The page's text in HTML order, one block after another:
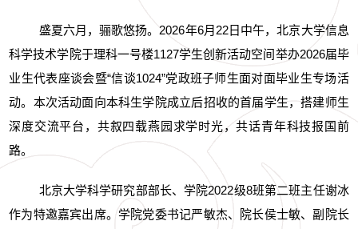
盛夏六月，骊歌悠扬。2026年6月22日中午，北京大学信息
科学技术学院于理科一号楼1127学生创新活动空间举办2026届毕
业生代表座谈会暨“信谈1024”党政班子师生面对面毕业生专场活
动。本次活动面向本科生学院成立后招收的首届学生，搭建师生
深度交流平台，共叙四载燕园求学时光，共话青年科技报国前
路。
北京大学科学研究部部长、学院2022级8班第二班主任谢冰
作为特邀嘉宾出席。学院党委书记严敏杰、院长侯士敏、副院长